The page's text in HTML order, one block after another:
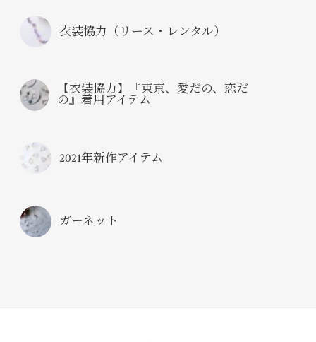
衣装協力（リース・レンタル）
【衣装協力】『東京、愛だの、恋だ
の』着用アイテム
2021年新作アイテム
ガーネット